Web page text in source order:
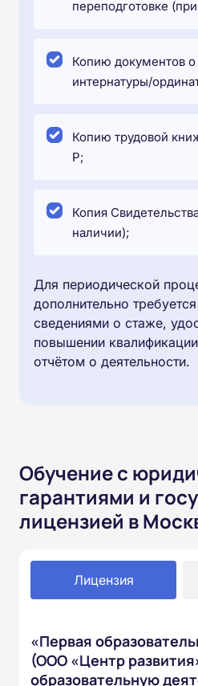
переподготовке
Копию документов
интернатуры/
Копию трудовой
Р;
Копия
наличии);
Для периодической
дополнительно
сведениями о стаже,
повышении
отчётом о деятельности.
Обучение с
гарантиями и
лицензией в
Лицензия
«Первая
(ООО «Центр
образовательную